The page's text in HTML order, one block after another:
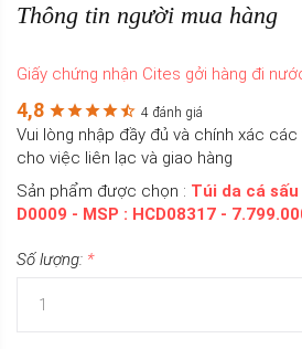
Thông tin người mua hàng
Giấy chứng nhận Cites gởi hàng đi
4,8 4 đánh giá
Vui lòng nhập đầy đủ và chính xác
cho việc liên lạc và giao hàng
Sản phẩm được chọn : Túi da cá
D0009 - MSP : HCD08317 -
Số lượng: *